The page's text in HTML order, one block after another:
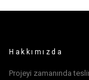
Hakkımızda
Projeyi zamanında